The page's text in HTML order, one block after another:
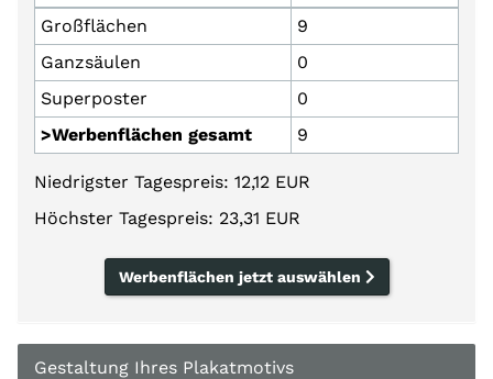
Großflächen
9
Ganzsäulen
0
Superposter
0
>Werbenflächen gesamt
9
Niedrigster Tagespreis: 12,12 EUR
Höchster Tagespreis: 23,31 EUR
Werbenflächen jetzt auswählen
Gestaltung Ihres Plakatmotivs